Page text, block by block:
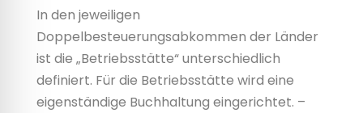
In den jeweiligen
Doppelbesteuerungsabkommen der Länder
ist die „Betriebsstätte“ unterschiedlich
definiert. Für die Betriebsstätte wird eine
eigenständige Buchhaltung eingerichtet. –